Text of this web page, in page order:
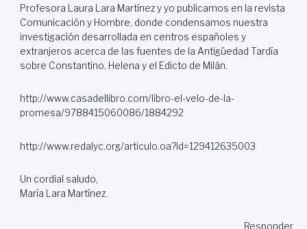
Profesora Laura Lara Martínez y yo publicamos en la revista
Comunicación y Hombre, donde condensamos nuestra
investigación desarrollada en centros españoles y
extranjeros acerca de las fuentes de la Antigüedad Tardía
sobre Constantino, Helena y el Edicto de Milán.
http://www.casadellibro.com/libro-el-velo-de-la-
promesa/9788415060086/1884292
http://www.redalyc.org/articulo.oa?id=129412635003
Un cordial saludo,
María Lara Martínez.
Responder